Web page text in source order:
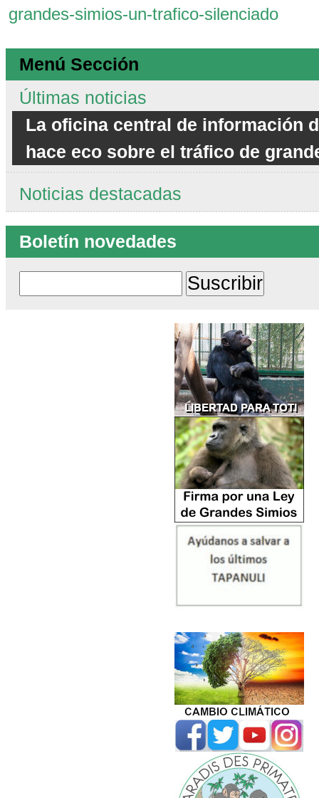
grandes-simios-un-trafico-silenciado
Menú Sección
Últimas noticias
La oficina central de información
hace eco sobre el tráfico de
Noticias destacadas
Boletín novedades